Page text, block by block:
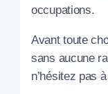
occupations.
Avant toute
sans aucune
n’hésitez pas